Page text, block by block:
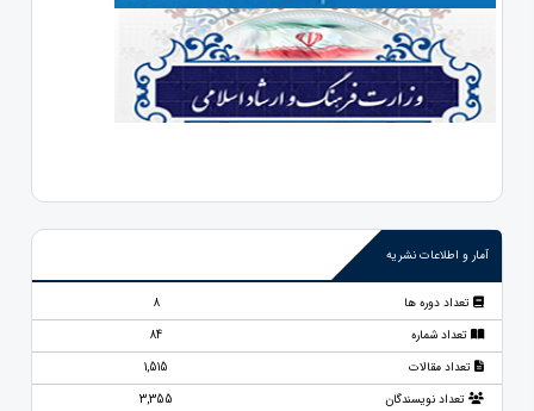
آمار و اطلاعات نشریه
تعداد دوره ها
8
تعداد شماره
84
تعداد مقالات
1,515
تعداد نویسندگان
3,355